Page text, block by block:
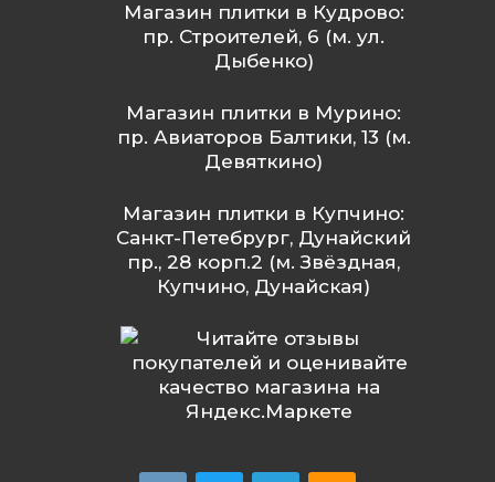
Магазин плитки в Кудрово:
пр. Строителей, 6 (м. ул.
Дыбенко)
Магазин плитки в Мурино:
пр. Авиаторов Балтики, 13 (м.
Девяткино)
Магазин плитки в Купчино:
Санкт-Петебрург, Дунайский
пр., 28 корп.2 (м. Звёздная,
Купчино, Дунайская)